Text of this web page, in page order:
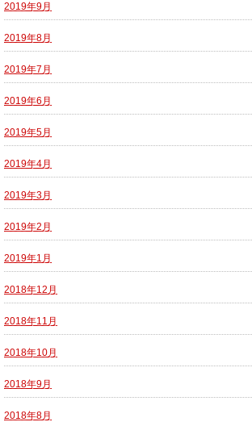
2019年9月
2019年8月
2019年7月
2019年6月
2019年5月
2019年4月
2019年3月
2019年2月
2019年1月
2018年12月
2018年11月
2018年10月
2018年9月
2018年8月